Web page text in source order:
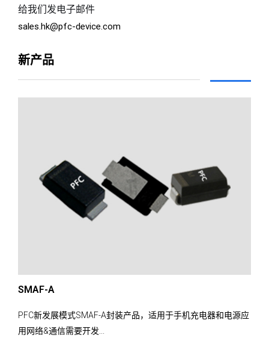
给我们发电子邮件
sales.hk@pfc-device.com
新产品
SMAF-A
PFC新发展模式SMAF-A封装产品，适用于手机充电器和电源应
用网络&通信需要开发...